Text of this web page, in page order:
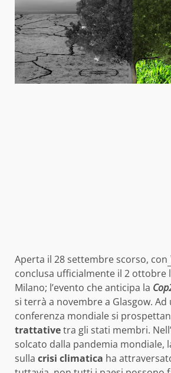
Aperta il 28 settembre scorso, con
conclusa ufficialmente il 2 ottobre
Milano; l’evento che anticipa la
si terrà a novembre a Glasgow. Ad
conferenza mondiale si
trattativetra gli stati membri.
solcato dalla pandemia mondiale,
sulla crisi climatica ha